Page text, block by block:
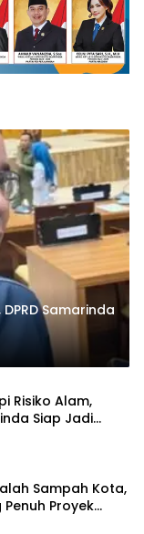
Samarinda
Risiko Alam,
Siap Jadi
Sampah Kota,
Penuh Proyek